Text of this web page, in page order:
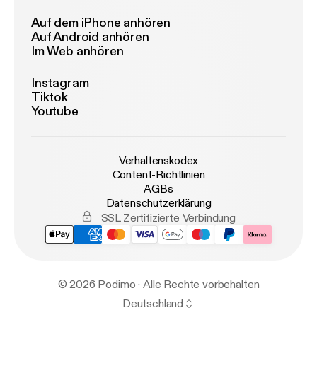
Auf dem iPhone anhören
Auf Android anhören
Im Web anhören
Instagram
Tiktok
Youtube
Verhaltenskodex
Content-Richtlinien
AGBs
Datenschutzerklärung
SSL Zertifizierte Verbindung
© 2026 Podimo · Alle Rechte vorbehalten
Deutschland